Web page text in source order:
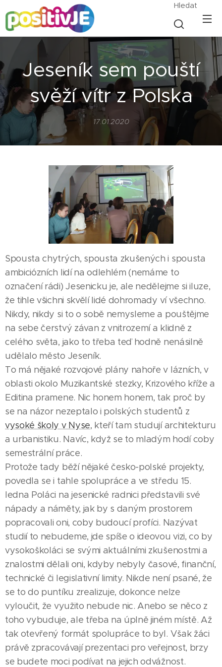
Hledat
Jeseník sem pouští
svěží vítr z Polska
17.01.2020
Spousta chytrých, spousta zkušených i spousta
ambiciózních lidí na odlehlém (nemáme to
označení rádi) Jesenicku je, ale nedělejme si iluze,
že tihle všichni skvělí lidé dohromady ví všechno.
Nikdy, nikdy si to o sobě nemysleme a pouštějme
na sebe čerstvý závan z vnitrozemí a klidně z
celého světa, jako to třeba teď hodně nenásilně
udělalo město Jeseník.
To má nějaké rozvojové plány nahoře v lázních, v
oblasti okolo Muzikantské stezky, Krizového kříže a
Editina pramene. Nic honem honem, tak proč by
se na názor nezeptalo i polských studentů z
vysoké školy v Nyse, kteří tam studují architekturu
a urbanistiku. Navíc, když se to mladým hodí coby
semestrální práce.
Protože tady běží nějaké česko-polské projekty,
povedla se i tahle spolupráce a ve středu 15.
ledna Poláci na jesenické radnici představili své
nápady a náměty, jak by s daným prostorem
popracovali oni, coby budoucí profíci. Nazývat
studií to nebudeme, jde spíše o ideovou vizi, co by
vysokoškoláci se svými aktuálními zkušenostmi a
znalostmi dělali oni, kdyby nebyly časové, finanční,
technické či legislativní limity. Nikde není psané, že
se to do puntíku zrealizuje, dokonce nelze
vyloučit, že využito nebude nic. Anebo se něco z
toho vybuduje, ale třeba na úplně jiném místě. Až
tak otevřený formát spolupráce to byl. Však žáci
právě zpracovávají prezentaci pro veřejnost, brzy
se budete moci podívat na jejich odvážnost.